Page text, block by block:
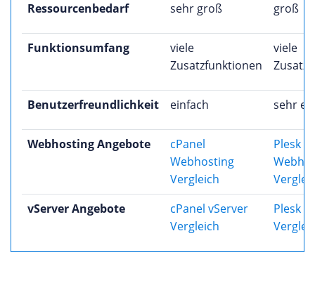
Ressourcenbedarf sehr groß groß
Funktionsumfang
viele
Zusatzfunktionen
viele
Benutzerfreundlichkeit einfach sehr
Webhosting Angebote
cPanel
Webhosting
Vergleich
Plesk
vServer Angebote
cPanel vServer
Vergleich
Plesk